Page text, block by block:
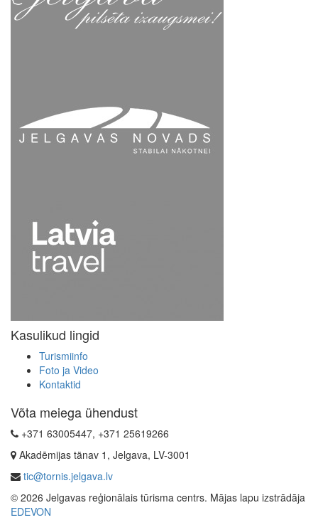
Kasulikud lingid
Turismiinfo
Foto ja Video
Kontaktid
Võta meiega ühendust
+371 63005447, +371 25619266
Akadēmijas tänav 1, Jelgava, LV-3001
tic@tornis.jelgava.lv
© 2026 Jelgavas reģionālais tūrisma centrs. Mājas lapu izstrādāja
EDEVON